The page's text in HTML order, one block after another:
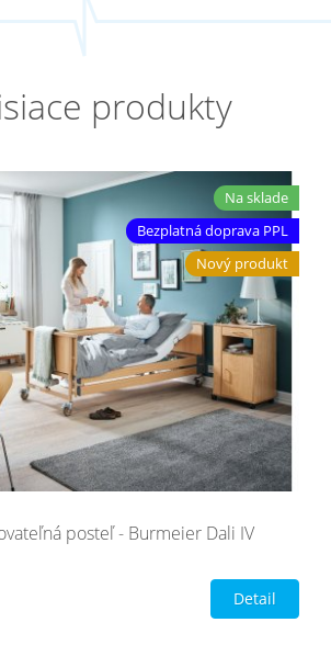
produkty
Na sklade
Bezplatná doprava PPL
Nový produkt
posteľ - Burmeier Dali IV
Detail